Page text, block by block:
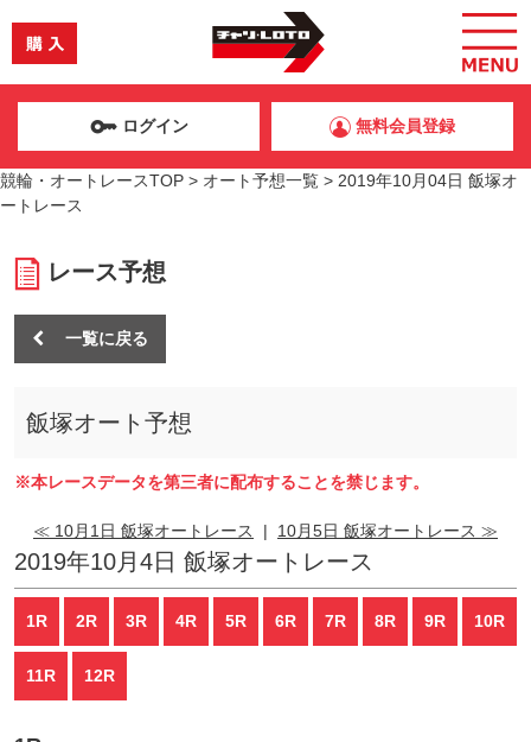
ログイン 無料会員登録
競輪・オートレースTOP > オート予想一覧 > 2019年10月04日 飯塚オ
ートレース
レース予想
一覧に戻る
飯塚オート予想
※本レースデータを第三者に配布することを禁じます。
≪ 10月1日 飯塚オートレース | 10月5日 飯塚オートレース ≫
2019年10月4日 飯塚オートレース
1R 2R 3R 4R 5R 6R 7R 8R 9R 10R
11R 12R